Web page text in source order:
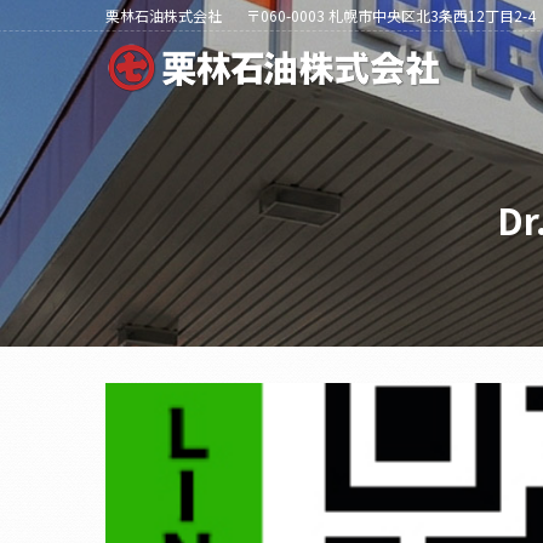
栗林石油株式会社 〒060-0003 札幌市中央区北3条西12丁目2-4